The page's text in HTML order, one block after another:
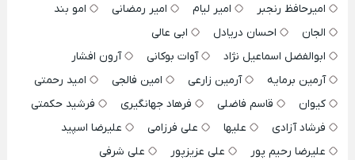
امیرحافظ رنجبر
امیر لیام امیر رمضانی
امو بند
الجان
احسان دریادل
ابی عالی
ابوالفضل اسماعیل نژاد
آوات بوکانی
آرون افشار
آرمین برمایه
آرمین زارعی امین فالجی
امید رحمتی
کیوان
قاسم فاضلی فرهاد جهانگیری
فرشید حکمتی
فرشاد آزادی
علیها علی فرزامی
علیرضا اسپید
علیرضا رحیم پور
علی عزیزپور
علی شرفی